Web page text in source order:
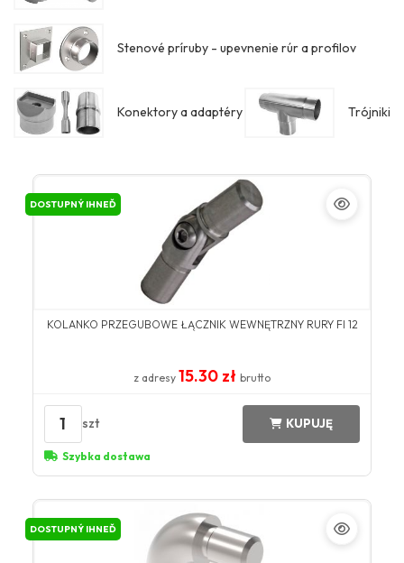
Stenové príruby - upevnenie rúr a profilov
Konektory a adaptéry Trójniki
DOSTUPNÝ IHNEĎ
KOLANKO PRZEGUBOWE ŁĄCZNIK WEWNĘTRZNY RURY FI 12
z adresy 15.30 zł brutto
1 szt KUPUJĘ
Szybka dostawa
DOSTUPNÝ IHNEĎ